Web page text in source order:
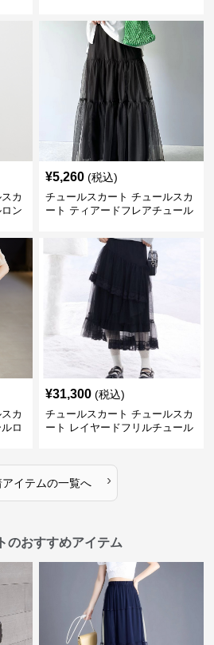
カ
ン
¥5,260 (税込)
チュールスカート チュールスカ
ート ティアードフレアチュール
カ
ロ
¥31,300 (税込)
チュールスカート チュールスカ
ート レイヤードフリルチュール
アイテムの一覧へ ›
のおすすめアイテム